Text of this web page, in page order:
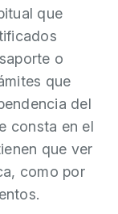
que
o
que
del
consta en el
que ver
como por